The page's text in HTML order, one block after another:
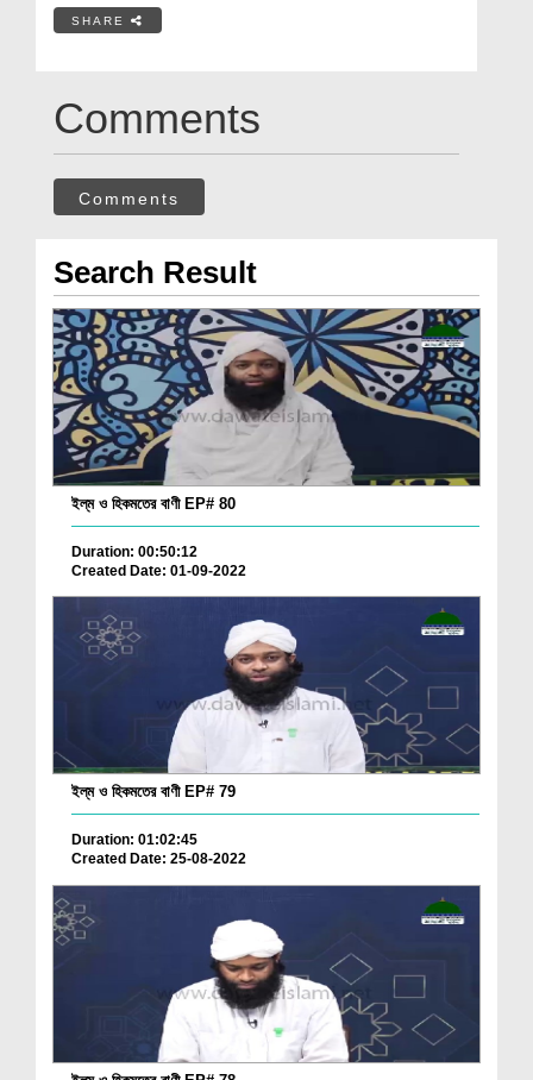
SHARE
Comments
Comments
Search Result
ইল্‌ম ও হিকমতের বাণী EP# 80
Duration: 00:50:12
Created Date: 01-09-2022
ইল্‌ম ও হিকমতের বাণী EP# 79
Duration: 01:02:45
Created Date: 25-08-2022